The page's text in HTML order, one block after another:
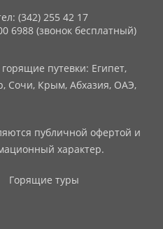
(342) 255 42 17
6988 (звонок бесплатный)
путевки: Египет,
Сочи, Крым, Абхазия, ОАЭ,
публичной офертой и
характер.
Горящие туры